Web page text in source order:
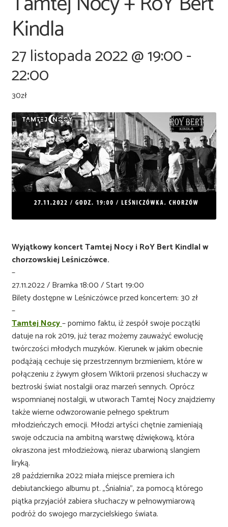
Kindla
27 listopada 2022 @ 19:00-
22:00
30zł
Wyjątkowy koncert Tamtej Nocy i RoY Bert Kindlal w
chorzowskiej Leśniczówce.
–
27.11.2022 / Bramka 18:00 / Start 19:00
Bilety dostępne w Leśniczówce przed koncertem: 30 zł
–
Tamtej Nocy– pomimo faktu, iż zespół swoje początki
datuje na rok 2019, już teraz możemy zauważyć ewolucję
twórczości młodych muzyków. Kierunek w jakim obecnie
podążają cechuje się przestrzennym brzmieniem, które w
połączeniu z żywym głosem Wiktorii przenosi słuchaczy w
beztroski świat nostalgii oraz marzeń sennych. Oprócz
wspomnianej nostalgii, w utworach Tamtej Nocy znajdziemy
także wierne odwzorowanie pełnego spektrum
młodzieńczych emocji. Młodzi artyści chętnie zamieniają
swoje odczucia na ambitną warstwę dźwiękową, która
okraszona jest młodzieżową, nieraz ubarwioną slangiem
liryką.
28 października 2022 miała miejsce premiera ich
debiutanckiego albumu pt. „Śnialnia”, za pomocą którego
piątka przyjaciół zabiera słuchaczy w pełnowymiarową
podróż do swojego marzycielskiego świata.